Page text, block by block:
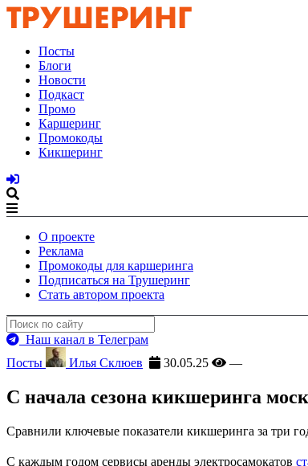
Посты
Блоги
Новости
Подкаст
Промо
Каршеринг
Промокоды
Кикшеринг
О проекте
Реклама
Промокоды для каршеринга
Подписаться на Трушеринг
Стать автором проекта
Наш канал в Телеграм
Посты
Илья Склюев 30.05.25 —
С начала сезона кикшеринга
Сравнили ключевые показатели кикшеринга за три
С каждым годом сервисы аренды электросамокатов